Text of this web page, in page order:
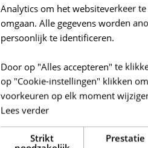
Analytics om het websiteverkeer
omgaan. Alle gegevens worden
persoonlijk te identificeren.
Door op "Alles accepteren" te
op "Cookie-instellingen" klikken
voorkeuren op elk moment
Lees verder
Strikt
Prestatie